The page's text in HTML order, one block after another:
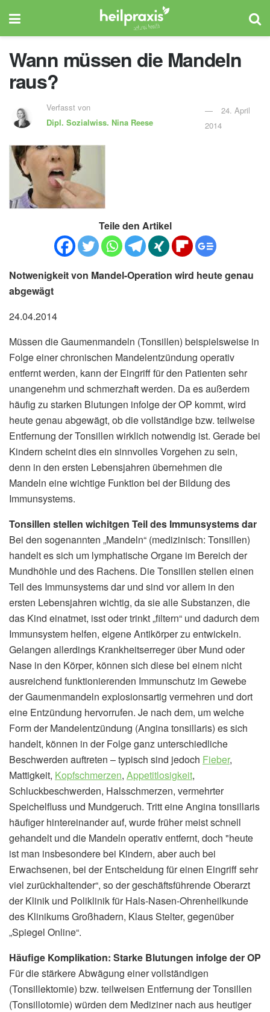
Wann müssen die Mandeln
raus?
Verfasst von
Dipl. Sozialwiss. Nina Reese
24. April
2014
Teile den Artikel
Notwenigkeit von Mandel-Operation wird heute genau
abgewägt
24.04.2014
Müssen die Gaumenmandeln (Tonsillen) beispielsweise in
Folge einer chronischen Mandelentzündung operativ
entfernt werden, kann der Eingriff für den Patienten sehr
unangenehm und schmerzhaft werden. Da es außerdem
häufig zu starken Blutungen infolge der OP kommt, wird
heute genau abgewägt, ob die vollständige bzw. teilweise
Entfernung der Tonsillen wirklich notwendig ist. Gerade bei
Kindern scheint dies ein sinnvolles Vorgehen zu sein,
denn in den ersten Lebensjahren übernehmen die
Mandeln eine wichtige Funktion bei der Bildung des
Immunsystems.
Tonsillen stellen wichitgen Teil des Immunsystems dar
Bei den sogenannten „Mandeln“ (medizinisch: Tonsillen)
handelt es sich um lymphatische Organe im Bereich der
Mundhöhle und des Rachens. Die Tonsillen stellen einen
Teil des Immunsystems dar und sind vor allem in den
ersten Lebensjahren wichtig, da sie alle Substanzen, die
das Kind einatmet, isst oder trinkt „filtern“ und dadurch dem
Immunsystem helfen, eigene Antikörper zu entwickeln.
Gelangen allerdings Krankheitserreger über Mund oder
Nase in den Körper, können sich diese bei einem nicht
ausreichend funktionierenden Immunschutz im Gewebe
der Gaumenmandeln explosionsartig vermehren und dort
eine Entzündung hervorrufen. Je nach dem, um welche
Form der Mandelentzündung (Angina tonsillaris) es sich
handelt, können in der Folge ganz unterschiedliche
Beschwerden auftreten – typisch sind jedoch Fieber,
Mattigkeit, Kopfschmerzen, Appetitlosigkeit,
Schluckbeschwerden, Halsschmerzen, vermehrter
Speichelfluss und Mundgeruch. Tritt eine Angina tonsillaris
häufiger hintereinander auf, wurde früher meist schnell
gehandelt und die Mandeln operativ entfernt, doch "heute
ist man insbesondere bei Kindern, aber auch bei
Erwachsenen, bei der Entscheidung für einen Eingriff sehr
viel zurückhaltender“, so der geschäftsführende Oberarzt
der Klinik und Poliklinik für Hals-Nasen-Ohrenheilkunde
des Klinikums Großhadern, Klaus Stelter, gegenüber
„Spiegel Online“.
Häufige Komplikation: Starke Blutungen infolge der OP
Für die stärkere Abwägung einer vollständigen
(Tonsillektomie) bzw. teilweisen Entfernung der Tonsillen
(Tonsillotomie) würden dem Mediziner nach aus heutiger